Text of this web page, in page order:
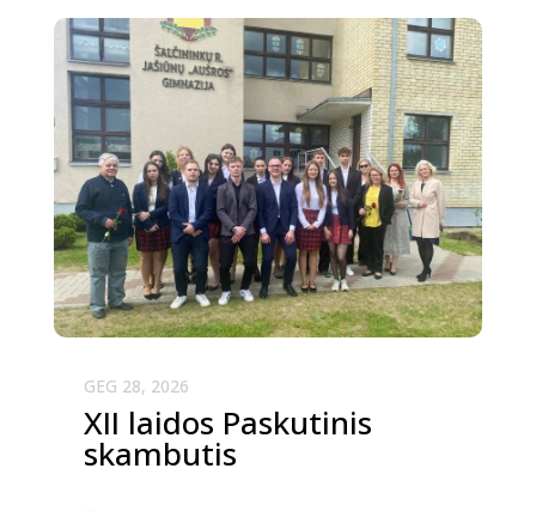
GEG 28, 2026
XII laidos Paskutinis
skambutis